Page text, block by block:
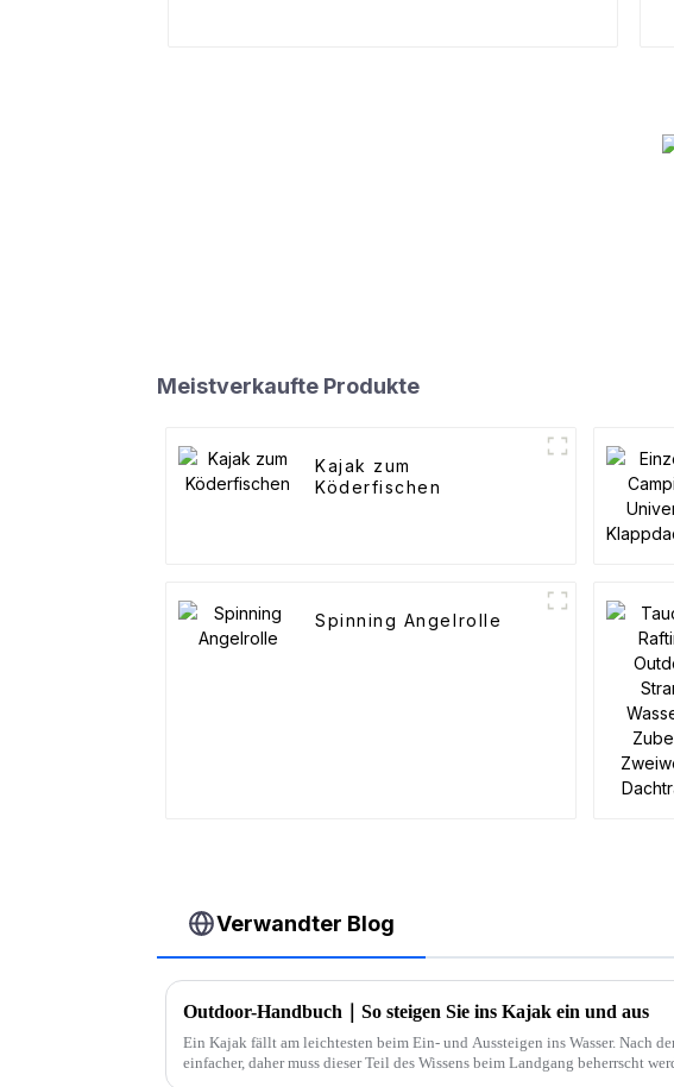
Meistverkaufte Produkte
Kajak zum
Köderfischen
Spinning Angelrolle
Verwandter Blog
Outdoor-Handbuch｜So steigen Sie ins Kajak ein und aus
Ein Kajak fällt am leichtesten beim Ein- und Aussteigen ins Wasser. Nach
einfacher, daher muss dieser Teil des Wissens beim Landgang beherrscht